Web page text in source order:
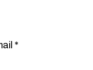
*Обязательно